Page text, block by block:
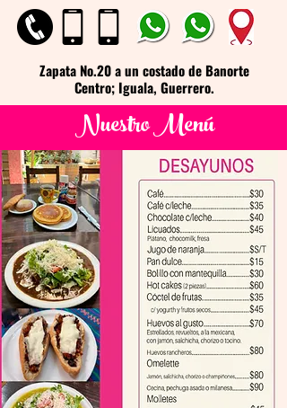
Zapata No.20 a un costado de Banorte
Centro; Iguala, Guerrero.
Nuestro Menú